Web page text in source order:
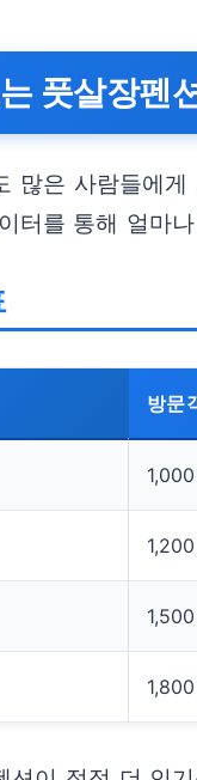
풋살장펜
많은 사람들에
터를 통해 얼마
방문
1,000
1,200
1,500
1,800